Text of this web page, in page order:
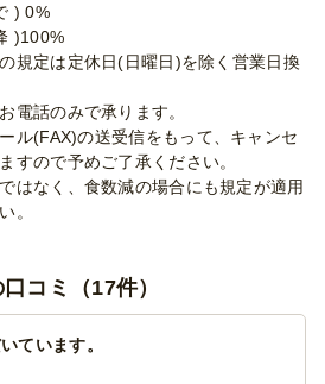
) 0%
)100%
規定は定休日(日曜日)を除く営業日換
電話のみで承ります。
ル(FAX)の送受信をもって、キャンセ
すので予めご了承ください。
はなく、食数減の場合にも規定が適用
。
コミ（17件）
ています。